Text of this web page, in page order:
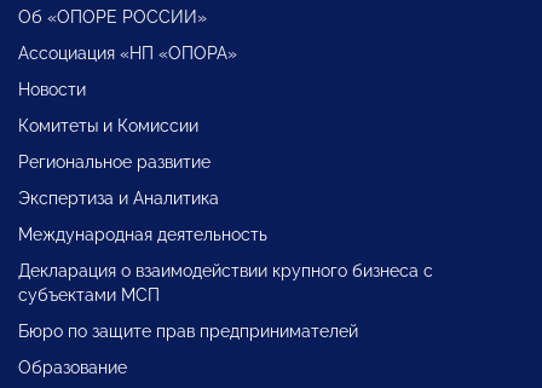
Об «ОПОРЕ РОССИИ»
Ассоциация «НП «ОПОРА»
Новости
Комитеты и Комиссии
Региональное развитие
Экспертиза и Аналитика
Международная деятельность
Декларация о взаимодействии крупного бизнеса с
субъектами МСП
Бюро по защите прав предпринимателей
Образование